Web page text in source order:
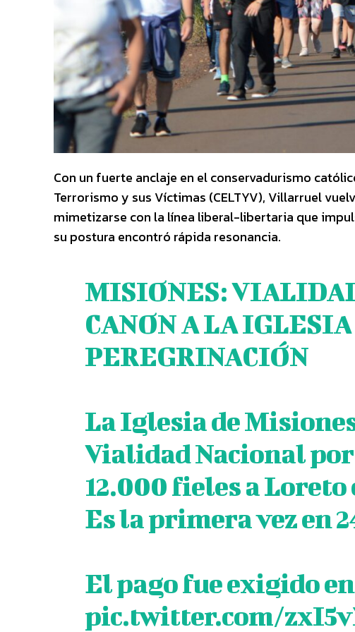
Con un fuerte anclaje en el conservadurismo
Terrorismo y sus Víctimas (CELTYV), Villarruel
mimetizarse con la línea liberal-libertaria que
su postura encontró rápida resonancia.
MISIONES:
CANON A LA
PEREGRINACIÓN
La Iglesia de
Vialidad Nacional
12.000 fieles a Loreto
Es la primera vez en
El pago fue exigido
pic.twitter.com/